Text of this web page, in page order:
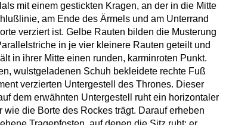
mit einem gestickten Kragen, an der in die Mitte
am Ende des Ärmels und am Unterrand
verziert ist. Gelbe Rauten bilden die Musterung
in je vier kleinere Rauten geteilt und
in ihrer Mitte einen runden, karminroten Punkt.
wulstgeladenen Schuh bekleidete rechte Fuß
verzierten Untergestell des Thrones. Dieser
dem erwähnten Untergestell ruht ein horizontaler
die Borte des Rockes trägt. Darauf erheben